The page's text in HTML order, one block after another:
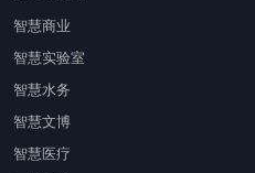
智慧商业
智慧实验室
智慧水务
智慧文博
智慧医疗